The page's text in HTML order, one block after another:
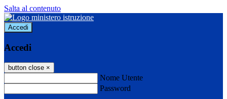
Salta al contenuto
Accedi
Accedi
button close ×
Nome Utente
Password